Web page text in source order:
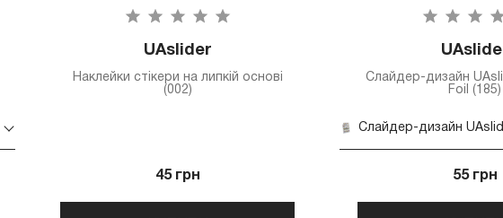
UAslider
Наклейки стікери на липкій основі
(002)
45 грн
Слайдер-дизайн
Foil (185)
55 грн